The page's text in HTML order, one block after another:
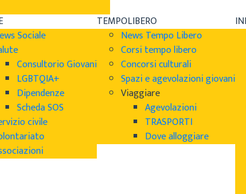
Sociale
Consultorio Giovani
LGBTQIA+
Dipendenze
Scheda SOS
civile
TEMPOLIBERO
News Tempo Libero
Corsi tempo libero
Concorsi culturali
Spazi e agevolazioni giovani
Viaggiare
Agevolazioni
TRASPORTI
Dove alloggiare